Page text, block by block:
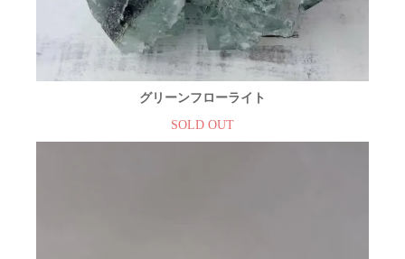
グリーンフローライト
SOLD OUT